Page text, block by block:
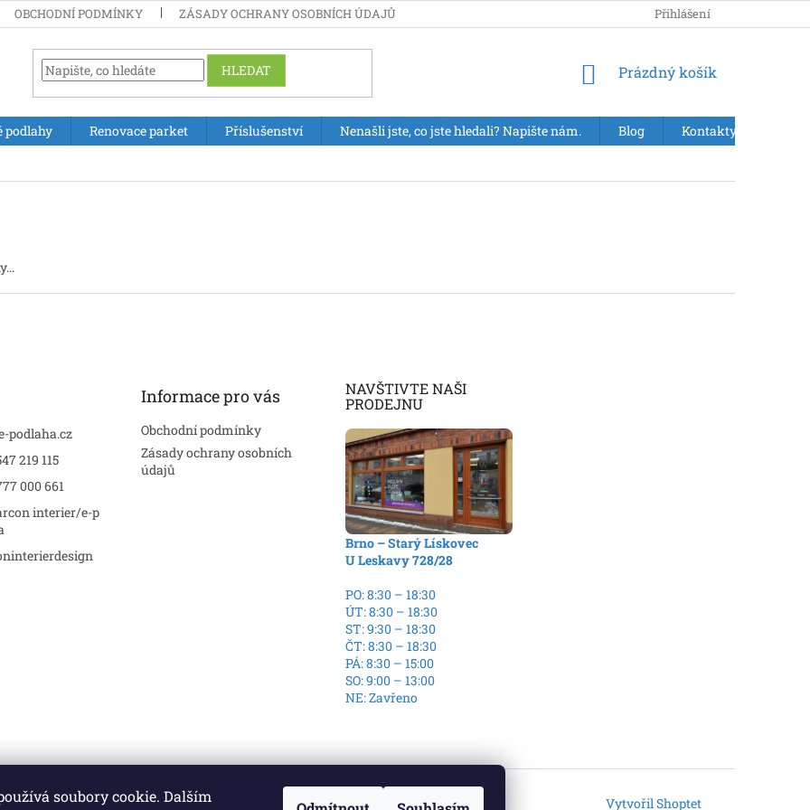
soubory cookie. Dalším
OBCHODNÍ PODMÍNKY ZÁSADY OCHRANY OSOBNÍCH ÚDAJŮ Přihlášení
HLEDAT
NÁKUPNÍ
Prázdný košík
podlahy Renovace parket Příslušenství Nenašli jste, co jste hledali? Napište nám. Blog Kontakty
podlaha.cz
219 115
000 661
interier/e-p
Informace pro vás
Obchodní podmínky
Zásady ochrany osobních
údajů
NAVŠTIVTE NAŠI
PRODEJNU
Brno – Starý Lískovec
U Leskavy 728/28
PO: 8:30 – 18:30
ÚT: 8:30 – 18:30
ST: 9:30 – 18:30
ČT: 8:30 – 18:30
PÁ: 8:30 – 15:00
SO: 9:00 – 13:00
NE: Zavřeno
Vytvořil Shoptet
práva vyhrazena.